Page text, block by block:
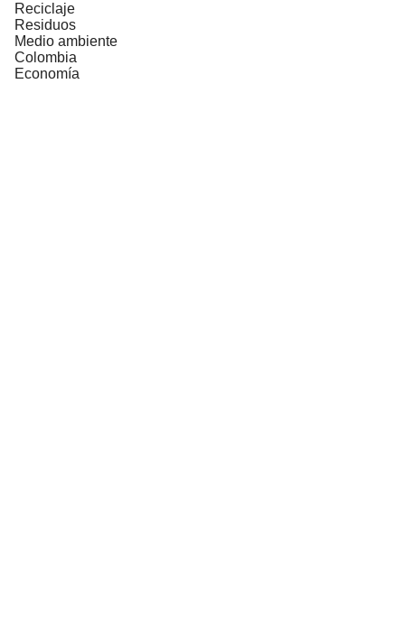
Reciclaje
Residuos
Medio ambiente
Colombia
Economía